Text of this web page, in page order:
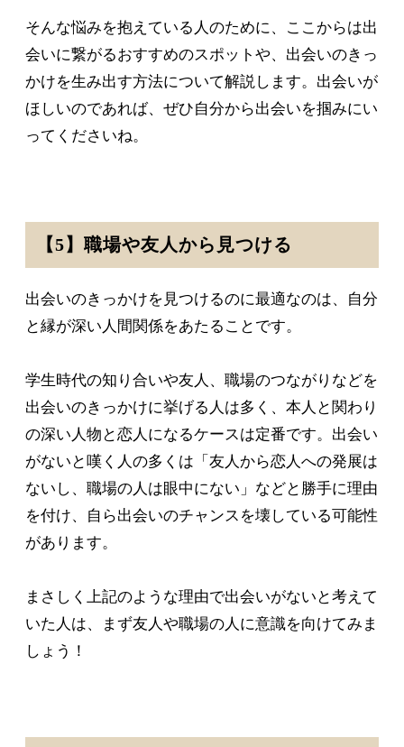
そんな悩みを抱えている人のために、ここからは出
会いに繋がるおすすめのスポットや、出会いのきっ
かけを生み出す方法について解説します。出会いが
ほしいのであれば、ぜひ自分から出会いを掴みにい
ってくださいね。
【5】職場や友人から見つける
出会いのきっかけを見つけるのに最適なのは、自分
と縁が深い人間関係をあたることです。
学生時代の知り合いや友人、職場のつながりなどを
出会いのきっかけに挙げる人は多く、本人と関わり
の深い人物と恋人になるケースは定番です。出会い
がないと嘆く人の多くは「友人から恋人への発展は
ないし、職場の人は眼中にない」などと勝手に理由
を付け、自ら出会いのチャンスを壊している可能性
があります。
まさしく上記のような理由で出会いがないと考えて
いた人は、まず友人や職場の人に意識を向けてみま
しょう！